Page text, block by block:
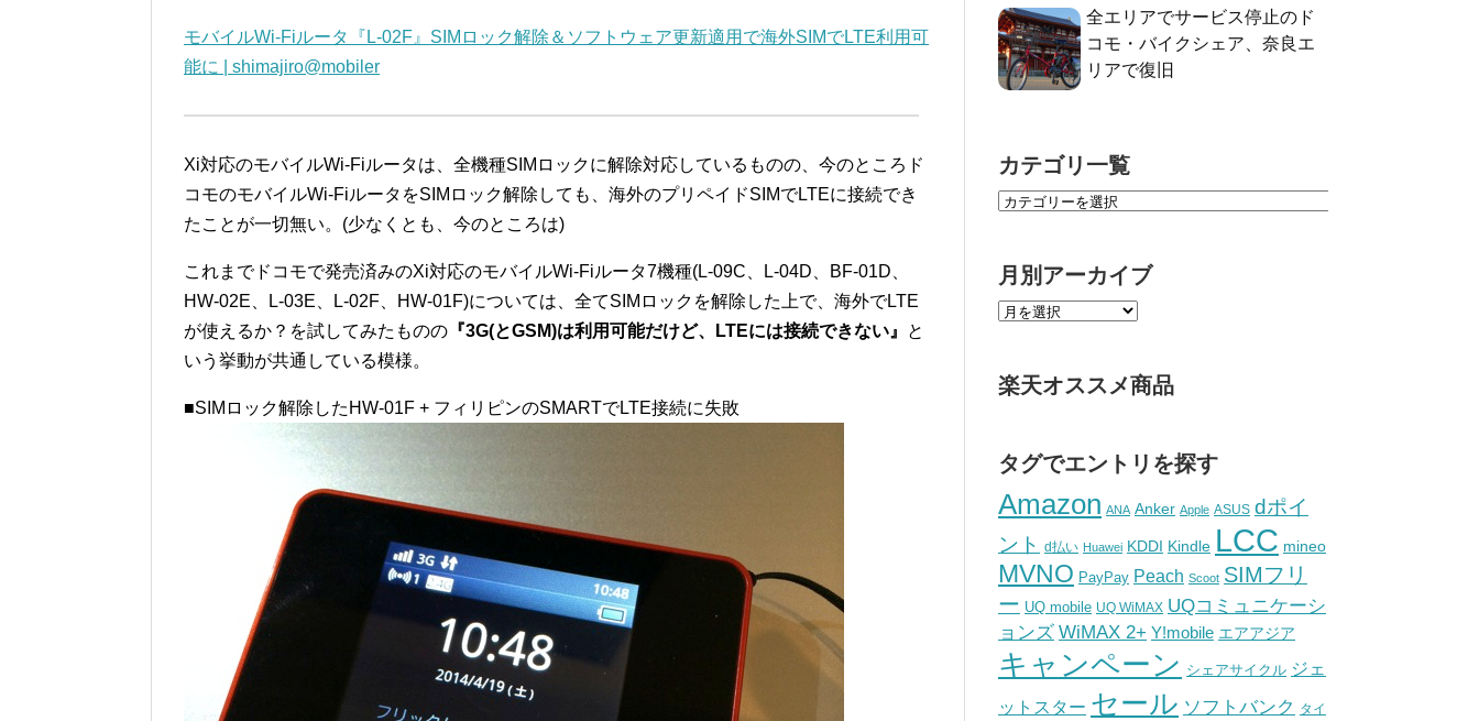
モバイルWi-Fiルータ『L-02F』SIMロック解除＆ソフトウェア更新適用で海外SIMでLTE利用可
能に | shimajiro@mobiler
Xi対応のモバイルWi-Fiルータは、全機種SIMロックに解除対応しているものの、今のところド
コモのモバイルWi-FiルータをSIMロック解除しても、海外のプリペイドSIMでLTEに接続でき
たことが一切無い。(少なくとも、今のところは)
これまでドコモで発売済みのXi対応のモバイルWi-Fiルータ7機種(L-09C、L-04D、BF-01D、
HW-02E、L-03E、L-02F、HW-01F)については、全てSIMロックを解除した上で、海外でLTE
が使えるか？を試してみたものの 『3G(とGSM)は利用可能だけど、LTEには接続できない』
と
いう挙動が共通している模様。
■SIMロック解除したHW-01F + フィリピンのSMARTでLTE接続に失敗
全エリアでサービス停止のド
コモ・バイクシェア、奈良エ
リアで復旧
カテゴリ一覧
月別アーカイブ
楽天オススメ商品
タグでエントリを探す
Amazon ANA Anker Apple ASUS dポイ
ント
d払い Huawei KDDI Kindle LCC mineo
MVNO PayPay Peach Scoot SIMフリ
ー UQ mobile UQ WiMAX UQコミュニケーシ
ョンズ WiMAX 2+ Y!mobile エアアジア
キャンペーン シェアサイクル ジェ
ットスター セール ソフトバンク タイ